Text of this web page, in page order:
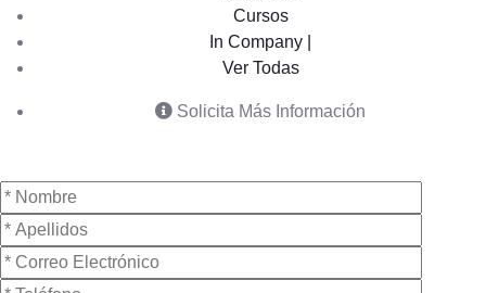
Cursos
In Company |
Ver Todas
Solicita Más Información